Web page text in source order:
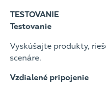
TESTOVANIE
Testovanie
Vyskúšajte produkty,
scenáre.
Vzdialené pripojenie